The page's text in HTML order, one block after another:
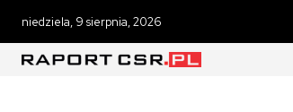
niedziela, 9 sierpnia, 2026